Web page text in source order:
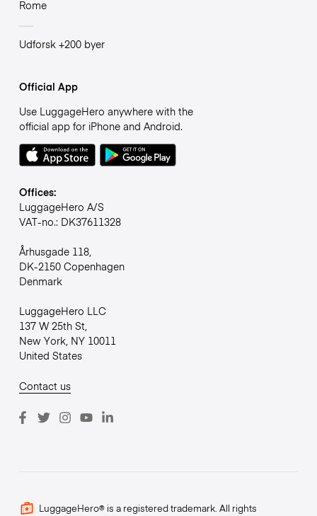
Rome
Udforsk +200 byer
Official App
Use LuggageHero anywhere with the
official app for iPhone and Android.
Offices:
LuggageHero A/S
VAT-no.: DK37611328
Århusgade 118,
DK-2150 Copenhagen
Denmark
LuggageHero LLC
137 W 25th St,
New York, NY 10011
United States
Contact us
LuggageHero® is a registered trademark. All rights